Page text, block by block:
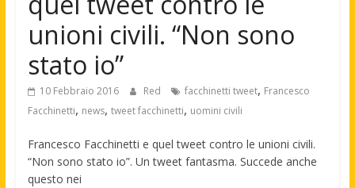
unioni civili. “Non sono
stato io”
10 Febbraio 2016 Red facchinetti tweet, Francesco
Facchinetti, news, tweet facchinetti, uomini civili
Francesco Facchinetti e quel tweet contro le unioni civili.
“Non sono stato io”. Un tweet fantasma. Succede anche
questo nei